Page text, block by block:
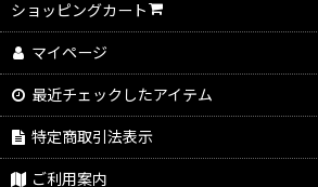
ショッピングカート
マイページ
最近チェックしたアイテム
特定商取引法表示
ご利用案内